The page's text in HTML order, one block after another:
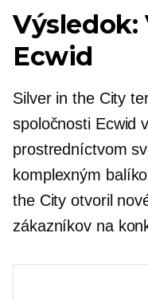
Výsledok:
Ecwid
Silver in the City
spoločnosti Ecwid
prostredníctvom
komplexným
the City otvoril
zákazníkov na